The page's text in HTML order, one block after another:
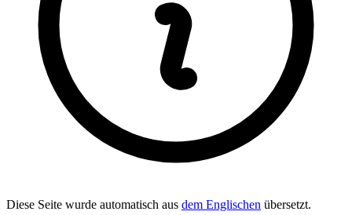
Diese Seite wurde automa­tisch aus dem Englis­chen übersetzt.